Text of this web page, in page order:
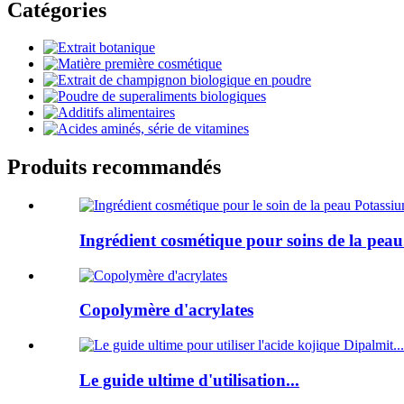
Catégories
Produits recommandés
Ingrédient cosmétique pour soins de la
Copolymère d'acrylates
Le guide ultime d'utilisation...